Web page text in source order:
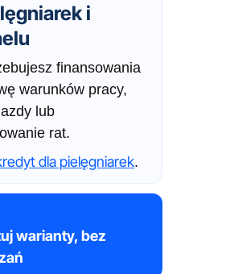
i
finansowania
warunków pracy,
lub
rat.
dla pielęgniarek.
warianty, bez